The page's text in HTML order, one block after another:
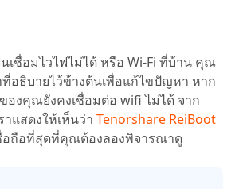
เชื่อมไวไฟไม่ได้ หรือ Wi-Fi ที่บ้าน คุณ
อธิบายไว้ข้างต้นเพื่อแก้ไขปัญหา หาก
องคุณยังคงเชื่อมต่อ wifi ไม่ได้ จาก
แสดงให้เห็นว่า Tenorshare ReiBoot
อถือที่สุดที่คุณต้องลองพิจารณาดู